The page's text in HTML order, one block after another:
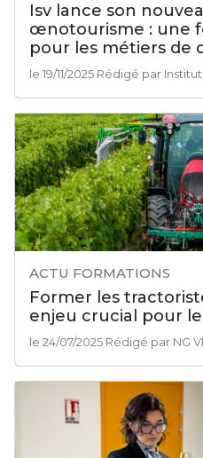
Isv lance son
œnotourisme : une
pour les métiers de
le 19/11/2025 Rédigé par
ACTU FORMATIONS
Former les
enjeu crucial pour
le 24/07/2025 Rédigé par NG